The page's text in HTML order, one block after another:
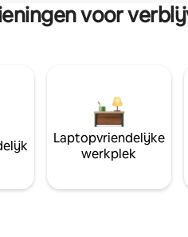
voor
Laptopvriendelijke
werkplek